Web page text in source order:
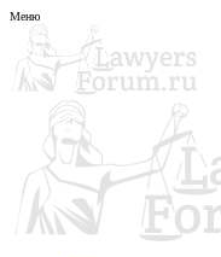
Меню